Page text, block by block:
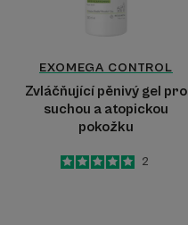
pokožku
EXOMEGA CONTROL
Zvláčňující pěnivý gel pro
suchou a atopickou
pokožku
5
/5
2